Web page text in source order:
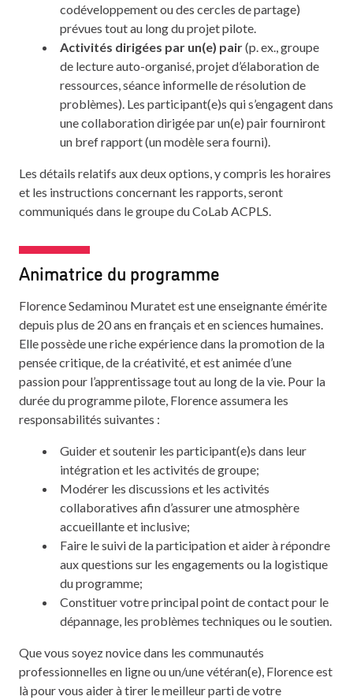
codéveloppement ou des cercles de partage)
prévues tout au long du projet pilote.
Activités dirigées par un(e) pair(p. ex., groupe
de lecture auto-organisé, projet d’élaboration de
ressources, séance informelle de résolution de
problèmes). Les participant(e)s qui s’engagent dans
une collaboration dirigée par un(e) pair fourniront
un bref rapport (un modèle sera fourni).
Les détails relatifs aux deux options, y compris les horaires
et les instructions concernant les rapports, seront
communiqués dans le groupe du CoLab ACPLS.
Animatrice du programme
Florence Sedaminou Muratet est une enseignante émérite
depuis plus de 20 ans en français et en sciences humaines.
Elle possède une riche expérience dans la promotion de la
pensée critique, de la créativité, et est animée d’une
passion pour l’apprentissage tout au long de la vie. Pour la
durée du programme pilote, Florence assumera les
responsabilités suivantes :
Guider et soutenir les participant(e)s dans leur
intégration et les activités de groupe;
Modérer les discussions et les activités
collaboratives afin d’assurer une atmosphère
accueillante et inclusive;
Faire le suivi de la participation et aider à répondre
aux questions sur les engagements ou la logistique
du programme;
Constituer votre principal point de contact pour le
dépannage, les problèmes techniques ou le soutien.
Que vous soyez novice dans les communautés
professionnelles en ligne ou un/une vétéran(e), Florence est
là pour vous aider à tirer le meilleur parti de votre